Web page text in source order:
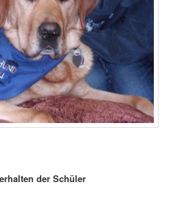
der Schüler